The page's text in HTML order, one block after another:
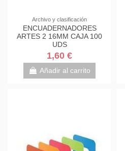
Archivo y clasificación
ENCUADERNADORES
ARTES 2 16MM CAJA 100
UDS
1,60 €
Añadir al carrito